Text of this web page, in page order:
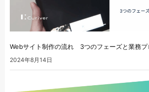
Webサイト制作の流れ 3つのフェーズと業務プ
2024年8月14日